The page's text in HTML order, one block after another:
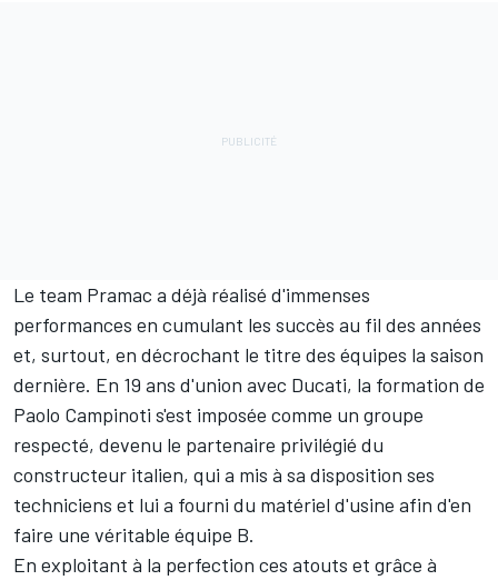
Le team Pramac a déjà réalisé d'immenses
performances en cumulant les succès au fil des années
et, surtout, en décrochant le titre des équipes la saison
dernière. En 19 ans d'union avec Ducati, la formation de
Paolo Campinoti s'est imposée comme un groupe
respecté, devenu le partenaire privilégié du
constructeur italien, qui a mis à sa disposition ses
techniciens et lui a fourni du matériel d'usine afin d'en
faire une véritable équipe B.
En exploitant à la perfection ces atouts et grâce à